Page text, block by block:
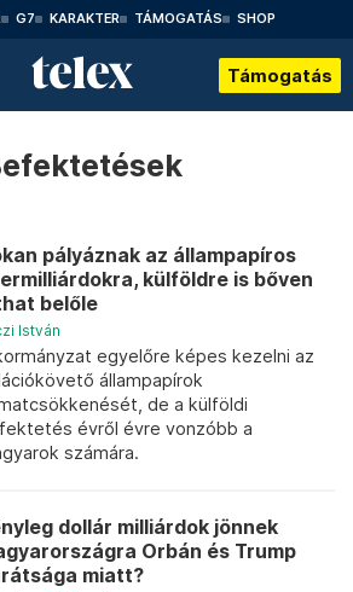
G7 KARAKTER TÁMOGATÁS SHOP
Támogatás
pályáznak az állampapíros
külföldre is bőven
belőle
István
egyelőre képes kezelni az
állampapírok
de a külföldi
évről évre vonzóbb a
számára.
dollár milliárdok jönnek
Orbán és Trump
miatt?